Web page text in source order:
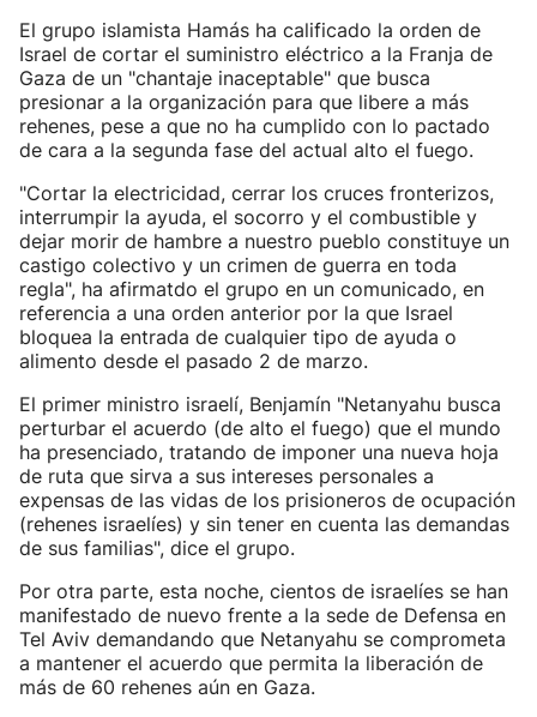
El grupo islamista Hamás ha calificado la orden de
Israel de cortar el suministro eléctrico a la Franja de
Gaza de un "chantaje inaceptable" que busca
presionar a la organización para que libere a más
rehenes, pese a que no ha cumplido con lo pactado
de cara a la segunda fase del actual alto el fuego.
"Cortar la electricidad, cerrar los cruces fronterizos,
interrumpir la ayuda, el socorro y el combustible y
dejar morir de hambre a nuestro pueblo constituye un
castigo colectivo y un crimen de guerra en toda
regla", ha afirmatdo el grupo en un comunicado, en
referencia a una orden anterior por la que Israel
bloquea la entrada de cualquier tipo de ayuda o
alimento desde el pasado 2 de marzo.
El primer ministro israelí, Benjamín "Netanyahu busca
perturbar el acuerdo (de alto el fuego) que el mundo
ha presenciado, tratando de imponer una nueva hoja
de ruta que sirva a sus intereses personales a
expensas de las vidas de los prisioneros de ocupación
(rehenes israelíes) y sin tener en cuenta las demandas
de sus familias", dice el grupo.
Por otra parte, esta noche, cientos de israelíes se han
manifestado de nuevo frente a la sede de Defensa en
Tel Aviv demandando que Netanyahu se comprometa
a mantener el acuerdo que permita la liberación de
más de 60 rehenes aún en Gaza.